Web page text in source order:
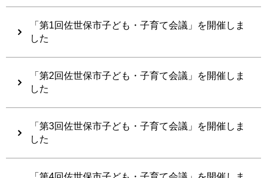
「第1回佐世保市子ども・子育て会議」を開催しま
した
「第2回佐世保市子ども・子育て会議」を開催しま
した
「第3回佐世保市子ども・子育て会議」を開催しま
した